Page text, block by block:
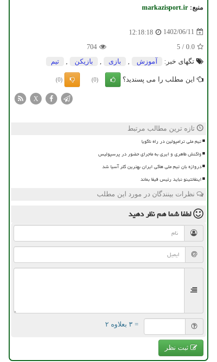
منبع: markazisport.ir
1402/06/11
12:18:18
0.0
/
5
704
تگهای خبر:
آموزش بازی بازیكن تیم
این مطلب را می پسندید؟ (0)
(0)
X
تازه ترین مطالب مرتبط
تیم ملی ترامپولین در راه ناگویا
واکنش طاهری و ایری به ماجرای حضور در پرسپولیس
دروازه بان تیم ملی هاکی ایران بهترین گلر آسیا شد
اینفانتینو نباید رئیس فیفا بماند
نظرات بینندگان در مورد این مطلب
لطفا شما همنظر دهید
= ۳ بعلاوه ۲
ثبت نظر